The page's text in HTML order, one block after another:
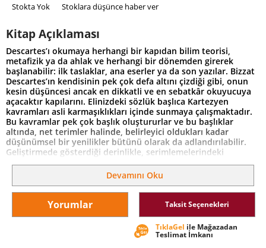
Stokta Yok Stoklara düşünce haber ver
Kitap Açıklaması
Descartes’ı okumaya herhangi bir kapıdan bilim teorisi,
metafizik ya da ahlak ve herhangi bir dönemden girerek
başlanabilir: ilk taslaklar, ana eserler ya da son yazılar. Bizzat
Descartes’ın kendisinin pek çok defa altını çizdiği gibi, onun
kesin düşüncesi ancak en dikkatli ve en sebatkâr okuyucuya
açacaktır kapılarını. Elinizdeki sözlük başlıca Kartezyen
kavramları asli karmaşıklıkları içinde sunmaya çalışmaktadır.
Bu kavramlar pek çok başlık oluştururlar ve bu başlıklar
altında, net terimler halinde, belirleyici oldukları kadar
düşünümsel bir yenilikler bütünü olarak da adlandırılabilir.
Geliştirmede gösterdiği derinlikle, serimlemelerindeki
özlülükle, en özet/kestirme felsefi seçenekler arasındaki
dorukta durma tarzıyla, Descartes’ın düşüncesi, özetin lafını
bile etmeden söylersek, yoruma da meydan okur. Bu yüzden
tüm soruları ele aldığımızı iddia etmekten uzak, ama en
gizemli ufuklarını göstermeyi es geçmeden, burada bu
düşünce tarafından ortaya serilen güce ve sanata dair bir fikir
Devamını Oku
Yorumlar Taksit Seçenekleri
TıklaGel ile Mağazadan
Teslimat İmkanı